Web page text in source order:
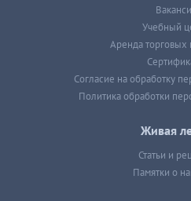
Учебный
Аренда
Согласие на обработку
Политика обработки
Живая
Статьи и
Памятки о